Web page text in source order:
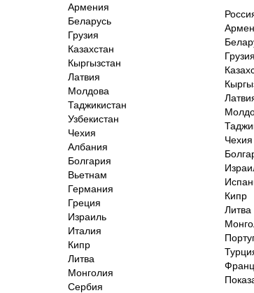
Армения
Беларусь
Грузия
Казахстан
Кыргызстан
Латвия
Молдова
Таджикистан
Узбекистан
Чехия
Албания
Болгария
Вьетнам
Германия
Греция
Израиль
Италия
Кипр
Литва
Монголия
Сербия
Грузия
Чехия
Кипр
Литва